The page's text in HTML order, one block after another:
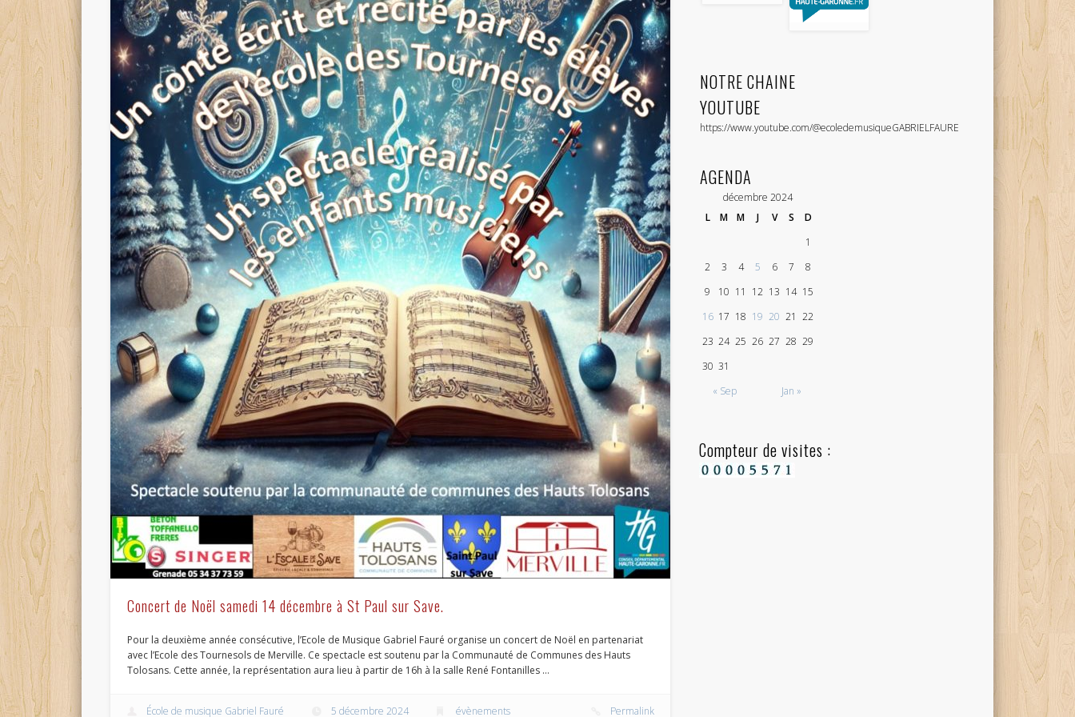
Concert de Noël samedi 14 décembre à St Paul sur Save.
Pour la deuxième année consécutive, l’Ecole de Musique Gabriel Fauré organise un concert de Noël en partenariat
avec l’Ecole des Tournesols de Merville. Ce spectacle est soutenu par la Communauté de Communes des Hauts
Tolosans. Cette année, la représentation aura lieu à partir de 16h à la salle René Fontanilles …
École de musique Gabriel Fauré 5 décembre 2024 évènements Permalink
NOTRE CHAINE
YOUTUBE
https://www.youtube.com/@ecoledemusiqueGABRIELFAURE
AGENDA
décembre 2024
L
M M J V S D
« Sep Jan »
1
2
3 4 5 6 7
8
9
10 11 12 13 14 15
16 17 18 19 20 21 22
23 24 25 26 27 28 29
30 31
Compteur de visites :